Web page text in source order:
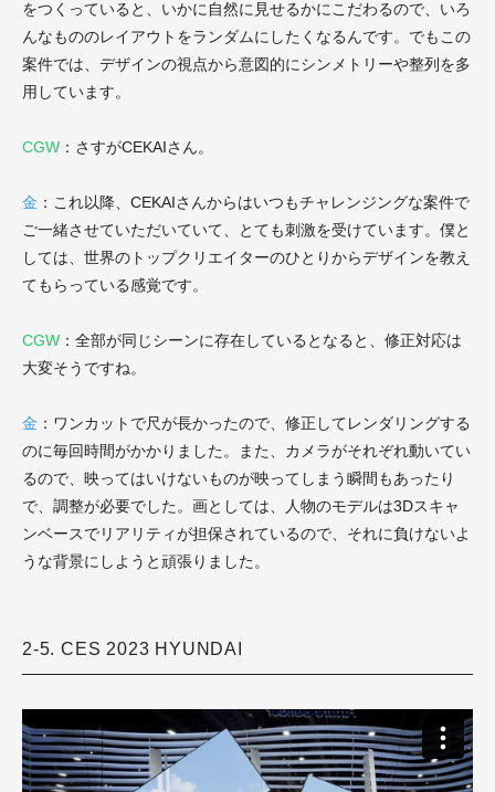
をつくっていると、いかに自然に見せるかにこだわるので、いろ
んなもののレイアウトをランダムにしたくなるんです。でもこの
案件では、デザインの視点から意図的にシンメトリーや整列を多
用しています。
CGW ：さすがCEKAIさん。
金 ：これ以降、CEKAIさんからはいつもチャレンジングな案件で
ご一緒させていただいていて、とても刺激を受けています。僕と
しては、世界のトップクリエイターのひとりからデザインを教え
てもらっている感覚です。
CGW ：全部が同じシーンに存在しているとなると、修正対応は
大変そうですね。
金 ：ワンカットで尺が長かったので、修正してレンダリングする
のに毎回時間がかかりました。また、カメラがそれぞれ動いてい
るので、映ってはいけないものが映ってしまう瞬間もあったり
で、調整が必要でした。画としては、人物のモデルは3Dスキャ
ンベースでリアリティが担保されているので、それに負けないよ
うな背景にしようと頑張りました。
2-5. CES 2023 HYUNDAI